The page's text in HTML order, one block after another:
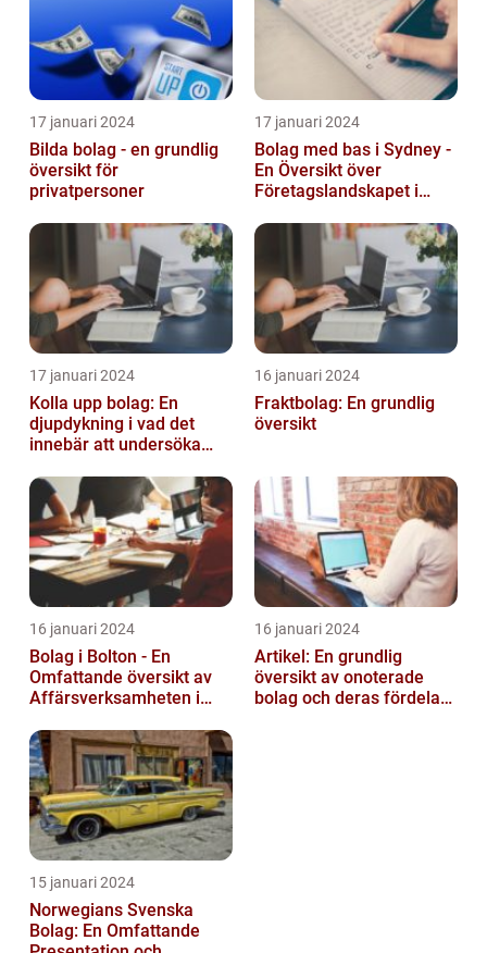
17 januari 2024
Bilda bolag - en grundlig
översikt för
privatpersoner
17 januari 2024
Bolag med bas i Sydney -
En Översikt över
Företagslandskapet i
17 januari 2024
Kolla upp bolag: En
djupdykning i vad det
innebär att undersöka
16 januari 2024
Fraktbolag: En grundlig
översikt
16 januari 2024
Bolag i Bolton - En
Omfattande översikt av
Affärsverksamheten i
16 januari 2024
Artikel: En grundlig
översikt av onoterade
bolag och deras fördelar
15 januari 2024
Norwegians Svenska
Bolag: En Omfattande